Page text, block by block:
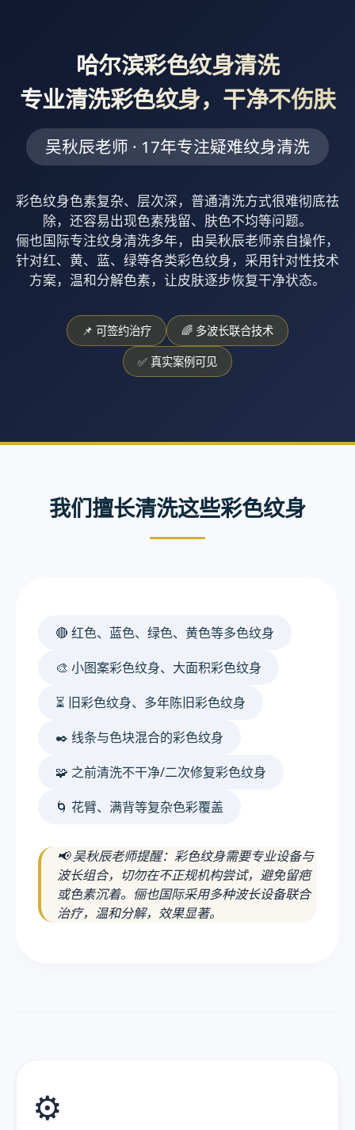
哈尔滨彩色纹身清洗
专业清洗彩色纹身，干净不伤肤
吴秋辰老师 · 17年专注疑难纹身清洗
彩色纹身色素复杂、层次深，普通清洗方式很难彻底祛
除，还容易出现色素残留、肤色不均等问题。
俪也国际专注纹身清洗多年，由吴秋辰老师亲自操作，
针对红、黄、蓝、绿等各类彩色纹身，采用针对性技术
方案，温和分解色素，让皮肤逐步恢复干净状态。
📌 可签约治疗 🌈 多波长联合技术
✅ 真实案例可见
我们擅长清洗这些彩色纹身
🔴 红色、蓝色、绿色、黄色等多色纹身
🎨 小图案彩色纹身、大面积彩色纹身
⏳ 旧彩色纹身、多年陈旧彩色纹身
✒️ 线条与色块混合的彩色纹身
🧩 之前清洗不干净/二次修复彩色纹身
🌀 花臂、满背等复杂色彩覆盖
📢 吴秋辰老师提醒：彩色纹身需要专业设备与
波长组合，切勿在不正规机构尝试，避免留疤
或色素沉着。俪也国际采用多种波长设备联合
治疗，温和分解，效果显著。
⚙️